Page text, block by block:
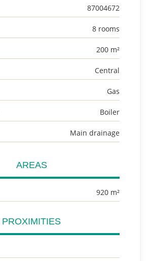
87004672
8 rooms
200 m²
Central
Gas
Boiler
Main drainage
AREAS
920 m²
PROXIMITIES